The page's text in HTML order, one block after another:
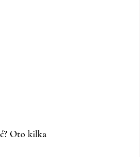
Oto kilka